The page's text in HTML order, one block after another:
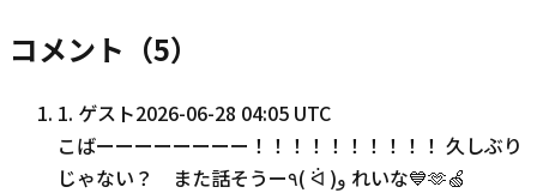
コメント（5）
1. ゲスト2026-06-28 04:05 UTC
こばーーーーーーーー！！！！！！！！！！ 久しぶり
じゃない？ また話そうー٩( ᐛ )و れいな💙🫶🍏